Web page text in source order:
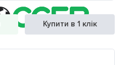
Купити в 1 клік